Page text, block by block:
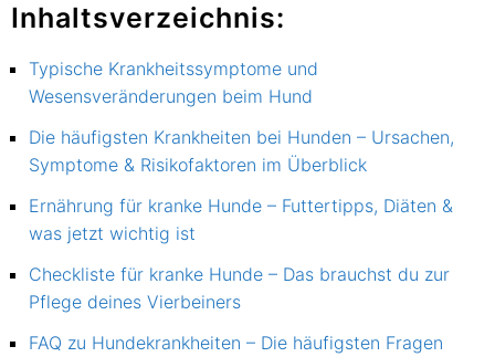
Inhaltsverzeichnis:
Typische Krankheitssymptome und
Wesensveränderungen beim Hund
Die häufigsten Krankheiten bei Hunden – Ursachen,
Symptome & Risikofaktoren im Überblick
Ernährung für kranke Hunde – Futtertipps, Diäten &
was jetzt wichtig ist
Checkliste für kranke Hunde – Das brauchst du zur
Pflege deines Vierbeiners
FAQ zu Hundekrankheiten – Die häufigsten Fragen